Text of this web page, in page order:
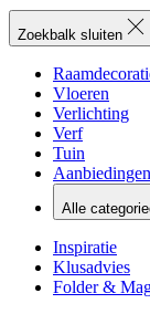
Zoekbalk sluiten
Vloeren
Verlichting
Verf
Tuin
Aanbiedingen
Alle
Inspiratie
Klusadvies
Folder &